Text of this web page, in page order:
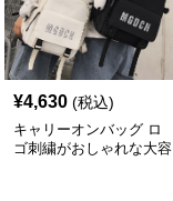
¥4,630 (税込)
キャリーオンバッグ ロ
ゴ刺繍がおしゃれな大容